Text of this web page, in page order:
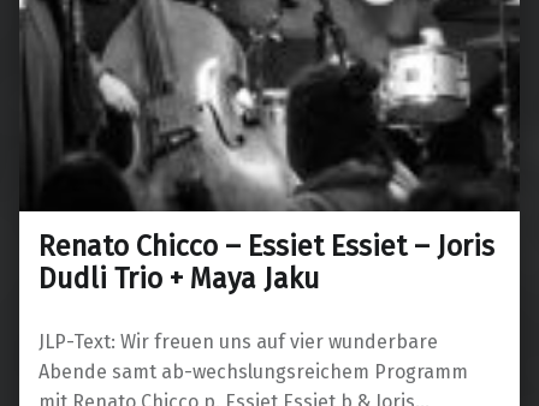
Renato Chicco – Essiet Essiet – Joris
Dudli Trio + Maya Jaku
JLP-Text: Wir freuen uns auf vier wunderbare
Abende samt ab-wechslungsreichem Programm
mit Renato Chicco p, Essiet Essiet b & Joris…